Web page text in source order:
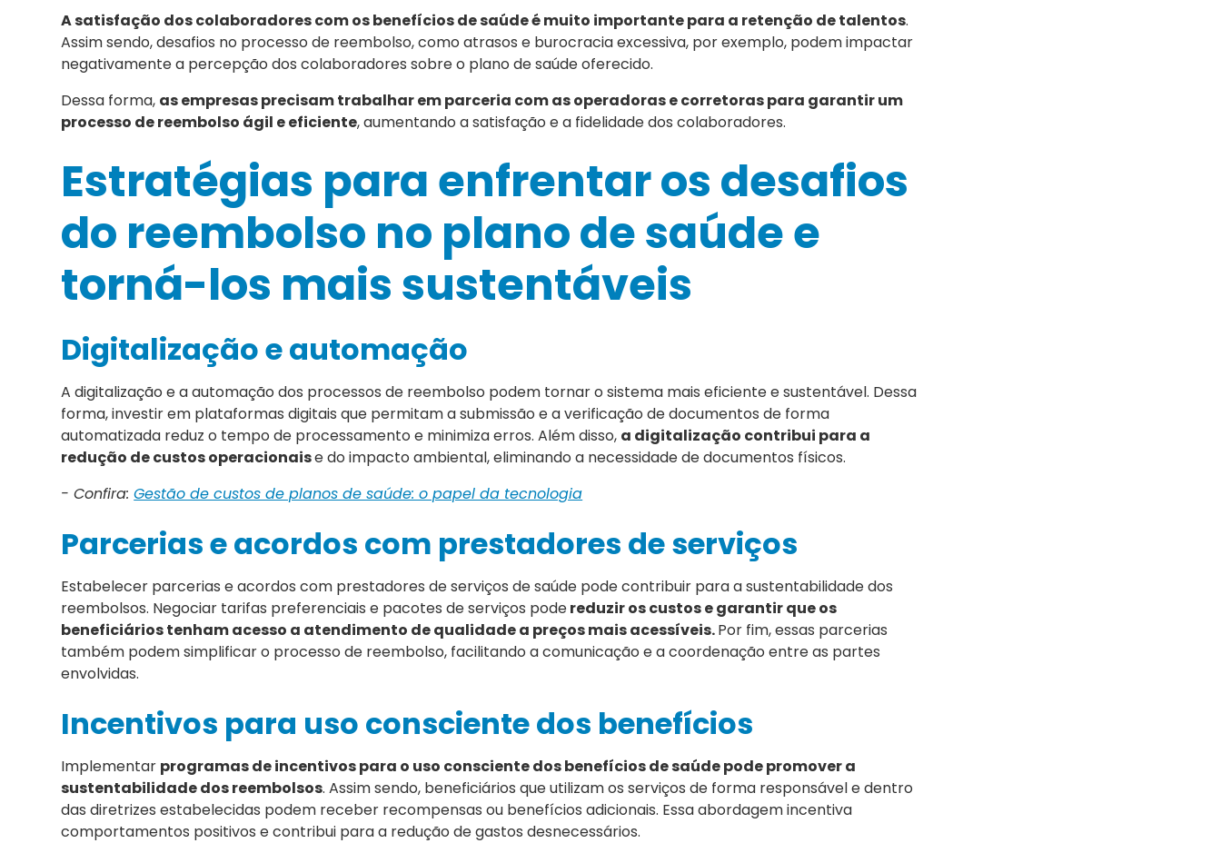
A satisfação dos colaboradores com os benefícios de saúde é muito importante para a retenção de talentos.
Assim sendo, desafios no processo de reembolso, como atrasos e burocracia excessiva, por exemplo, podem impactar
negativamente a percepção dos colaboradores sobre o plano de saúde oferecido.
Dessa forma, as empresas precisam trabalhar em parceria com as operadoras e corretoras para garantir um
processo de reembolso ágil e eficiente, aumentando a satisfação e a fidelidade dos colaboradores.
Estratégias para enfrentar os desafios
do reembolso no plano de saúde e
torná-los mais sustentáveis
Digitalização e automação
A digitalização e a automação dos processos de reembolso podem tornar o sistema mais eficiente e sustentável. Dessa
forma, investir em plataformas digitais que permitam a submissão e a verificação de documentos de forma
automatizada reduz o tempo de processamento e minimiza erros. Além disso, a digitalização contribui para a
redução de custos operacionaise do impacto ambiental, eliminando a necessidade de documentos físicos.
- Confira:Gestão de custos de planos de saúde: o papel da tecnologia
Parcerias e acordos com prestadores de serviços
Estabelecer parcerias e acordos com prestadores de serviços de saúde pode contribuir para a sustentabilidade dos
reembolsos. Negociar tarifas preferenciais e pacotes de serviços podereduzir os custos e garantir que os
beneficiários tenham acesso a atendimento de qualidade a preços mais acessíveis.Por fim, essas parcerias
também podem simplificar o processo de reembolso, facilitando a comunicação e a coordenação entre as partes
envolvidas.
Incentivos para uso consciente dos benefícios
Implementar programas de incentivos para o uso consciente dos benefícios de saúde pode promover a
sustentabilidade dos reembolsos. Assim sendo, beneficiários que utilizam os serviços de forma responsável e dentro
das diretrizes estabelecidas podem receber recompensas ou benefícios adicionais. Essa abordagem incentiva
comportamentos positivos e contribui para a redução de gastos desnecessários.